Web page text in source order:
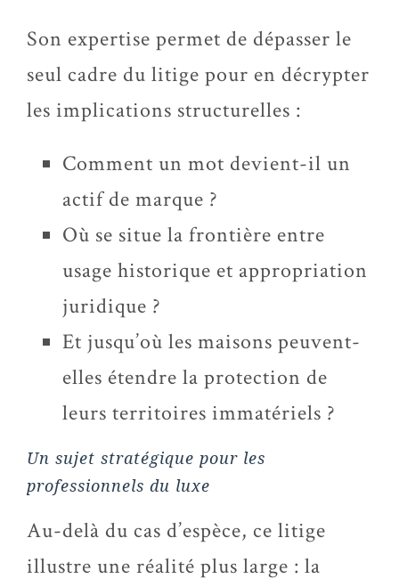
Son expertise permet de dépasser le
seul cadre du litige pour en décrypter
les implications structurelles :
Comment un mot devient-il un
actif de marque ?
Où se situe la frontière entre
usage historique et appropriation
juridique ?
Et jusqu’où les maisons peuvent-
elles étendre la protection de
leurs territoires immatériels ?
Un sujet stratégique pour les
professionnels du luxe
Au-delà du cas d’espèce, ce litige
illustre une réalité plus large : la